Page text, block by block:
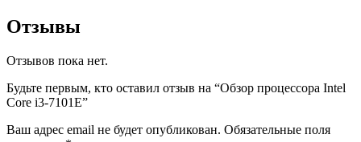
Отзывы
Отзывов пока нет.
Будьте первым, кто оставил отзыв на “Обзор процессора Intel
Core i3-7101E”
Ваш адрес email не будет опубликован. Обязательные поля